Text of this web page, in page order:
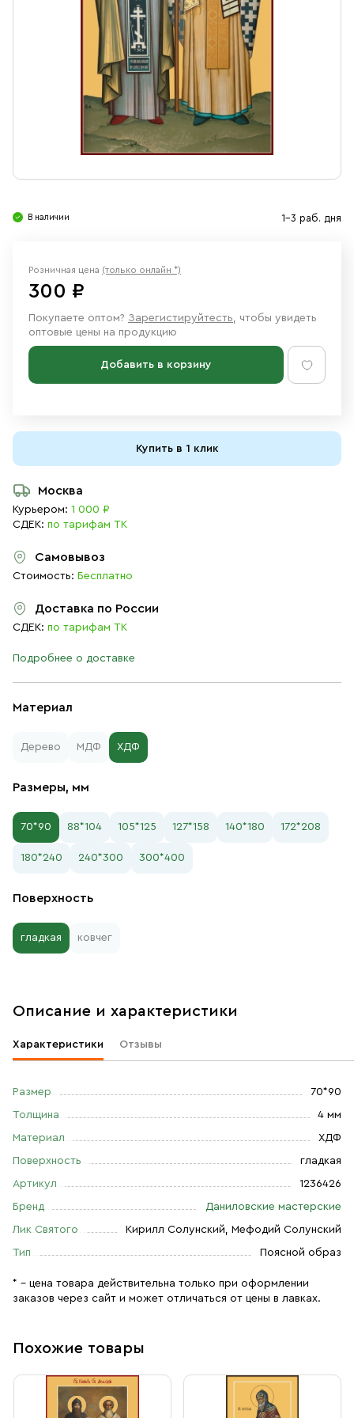
Ювелирные изделия
В наличии 1-3 раб. дня
Материал
Дерево МДФ ХДФ
Размеры, мм
70*90 88*104 105*125 127*158 140*180 172*208
180*240 240*300 300*400
Поверхность
гладкая ковчег
Розничная цена (только онлайн *)
300 ₽
Покупаете оптом? Зарегистируйтесть, чтобы увидеть
оптовые цены на продукцию
Добавить в корзину
Купить в 1 клик
Москва
Курьером: 1 000 ₽
СДЕК: по тарифам ТК
Самовывоз
Стоимость: Бесплатно
Доставка по России
СДЕК: по тарифам ТК
Подробнее о доставке
Описание и характеристики
Характеристики Отзывы
Размер 70*90
Толщина 4 мм
Материал ХДФ
Поверхность гладкая
Артикул 1236426
Бренд Даниловские мастерские
Лик Святого Кирилл Солунский, Мефодий Солунский
Тип Поясной образ
* – цена товара действительна только при оформлении
заказов через сайт и может отличаться от цены в лавках.
Похожие товары